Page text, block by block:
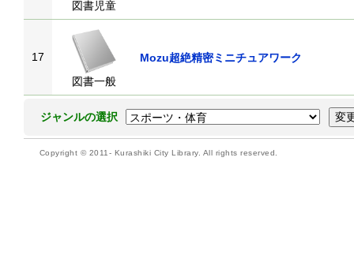
図書児童
17
図書一般
Mozu超絶精密ミニチュアワーク
ジャンルの選択
Copyright © 2011- Kurashiki City Library. All rights reserved.